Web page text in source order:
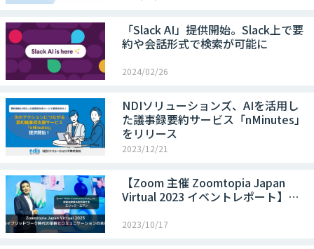
「Slack AI」提供開始。Slack上で要
約や会話形式で検索が可能に
2024/02/26
NDIソリューションズ、AIを活用し
た議事録要約サービス「nMinutes」
をリリース
2023/12/21
【Zoom 主催 Zoomtopia Japan
Virtual 2023 イベントレポート】…
2023/10/17